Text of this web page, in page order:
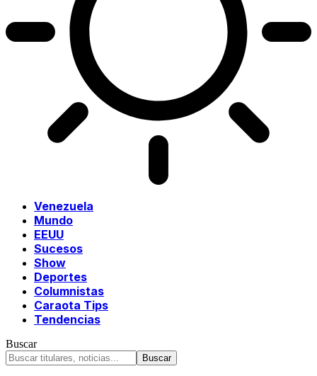
Venezuela
Mundo
EEUU
Sucesos
Show
Deportes
Columnistas
Caraota Tips
Tendencias
Buscar